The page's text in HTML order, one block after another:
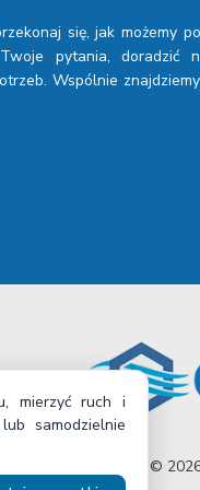
się, jak możemy
pytania, doradzić
Wspólnie
Copyright ©
mierzyć ruch i
samodzielnie